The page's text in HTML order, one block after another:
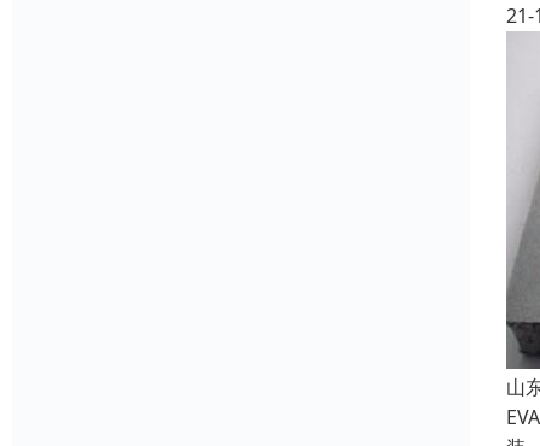
21-
山